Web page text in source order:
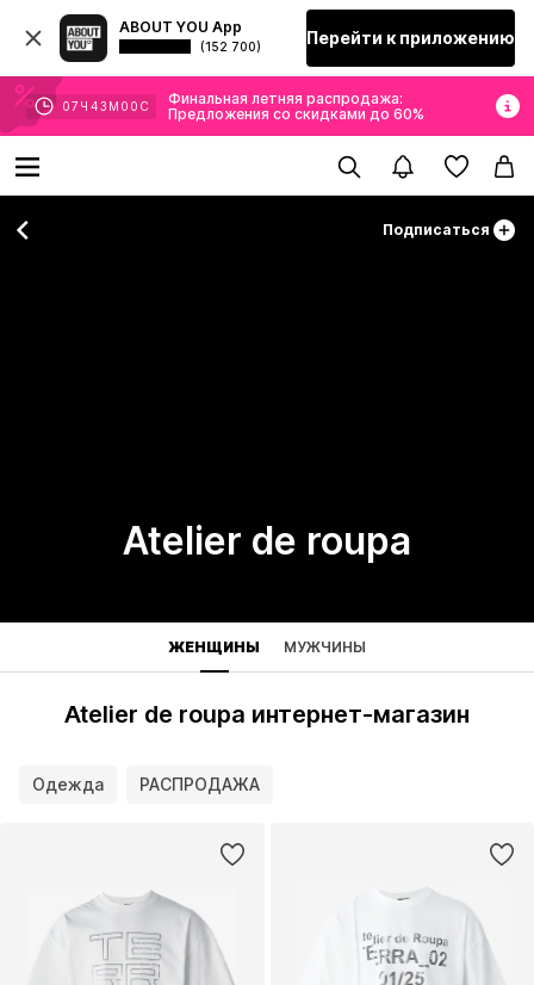
ABOUT YOU App
(152 700) Перейти к приложению
07 Ч 42 М 59 С
Финальная летняя распродажа:
Предложения со скидками до 60%
Подписаться
Atelier de roupa
ЖЕНЩИНЫ МУЖЧИНЫ
Atelier de roupa интернет-магазин
Одежда РАСПРОДАЖА